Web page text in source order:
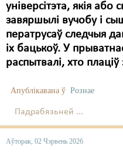
універсітэта, якія або
завяршылі вучобу і
ператрусаў следчыя
іх бацькоў. У
распытвалі, хто
Апублікавана ў Рознае
Падрабязьней ...
Аўторак, 02 Чэрвень 2026